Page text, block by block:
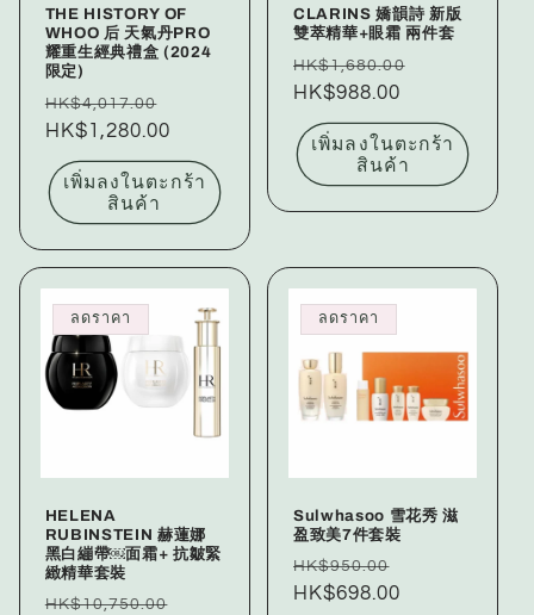
THE HISTORY OF
WHOO 后 天氣丹PRO
耀重生經典禮盒 (2024
限定)
ราคา
ปกติ
HK$4,017.00
โปรโมชัน
HK$1,280.00
เพิ่มลงในตะกร้า
สินค้า
CLARINS 嬌韻詩 新版
雙萃精華+眼霜 兩件套
ราคา
ปกติ
HK$1,680.00
HK$988.00
เพิ่มลงในตะกร้า
สินค้า
ลดราคา
HELENA
RUBINSTEIN 赫蓮娜
黑白繃帶￼面霜+ 抗皺緊
緻精華套裝
ราคา
HK$10,750.00
ลดราคา
Sulwhasoo 雪花秀 滋
盈致美7件套裝
ราคา
ปกติ
HK$950.00
HK$698.00